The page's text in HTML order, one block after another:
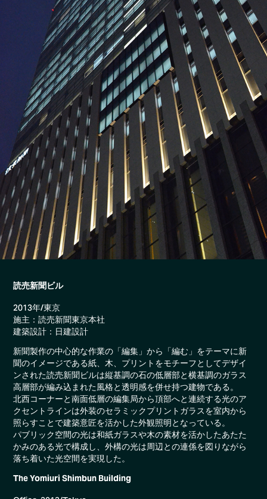
読売新聞ビル
2013年/東京
施主：読売新聞東京本社
建築設計：日建設計
新聞製作の中心的な作業の「編集」から「編む」をテーマに新
聞のイメージである紙、木、プリントをモチーフとしてデザイ
ンされた読売新聞ビルは縦基調の石の低層部と横基調のガラス
高層部が編み込まれた風格と透明感を併せ持つ建物である。
北西コーナーと南面低層の編集局から頂部へと連続する光のア
クセントラインは外装のセラミックプリントガラスを室内から
照らすことで建築意匠を活かした外観照明となっている。
パブリック空間の光は和紙ガラスや木の素材を活かしたあたた
かみのある光で構成し、外構の光は周辺との連係を図りながら
落ち着いた光空間を実現した。
The Yomiuri Shimbun Building